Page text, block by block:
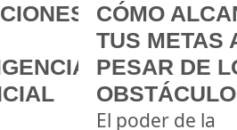
CÓMO
TUS METAS
PESAR DE
El poder de la